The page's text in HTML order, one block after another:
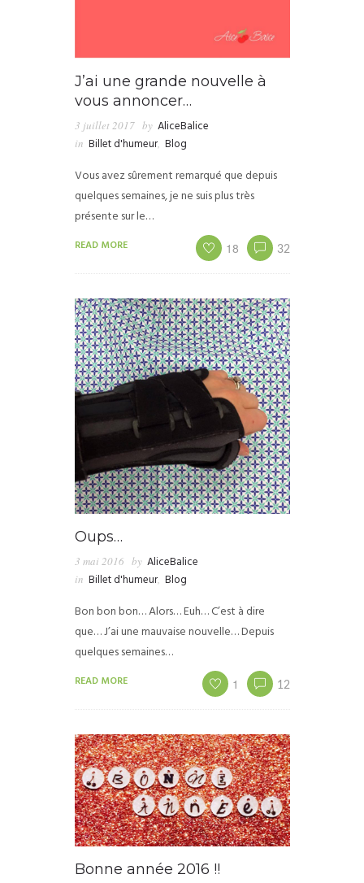
J’ai une grande nouvelle à
vous annoncer…
3 juillet 2017 by AliceBalice
in Billet d'humeur, Blog
Vous avez sûrement remarqué que depuis
quelques semaines, je ne suis plus très
présente sur le…
READ MORE 18 32
Oups…
3 mai 2016 by AliceBalice
in Billet d'humeur, Blog
Bon bon bon… Alors… Euh… C’est à dire
que… J’ai une mauvaise nouvelle… Depuis
quelques semaines…
READ MORE 1 12
Bonne année 2016 !!